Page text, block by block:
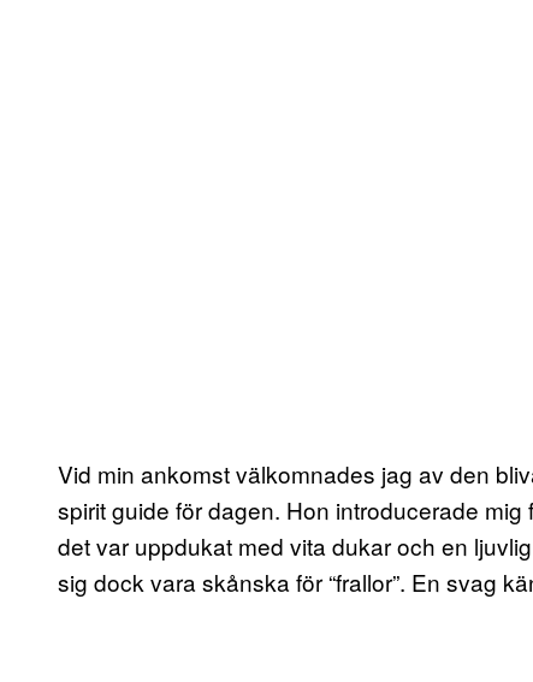
Vid min ankomst välkomnades jag av den
spirit guide för dagen. Hon introducerade
det var uppdukat med vita dukar och en
sig dock vara skånska för “frallor”. En svag